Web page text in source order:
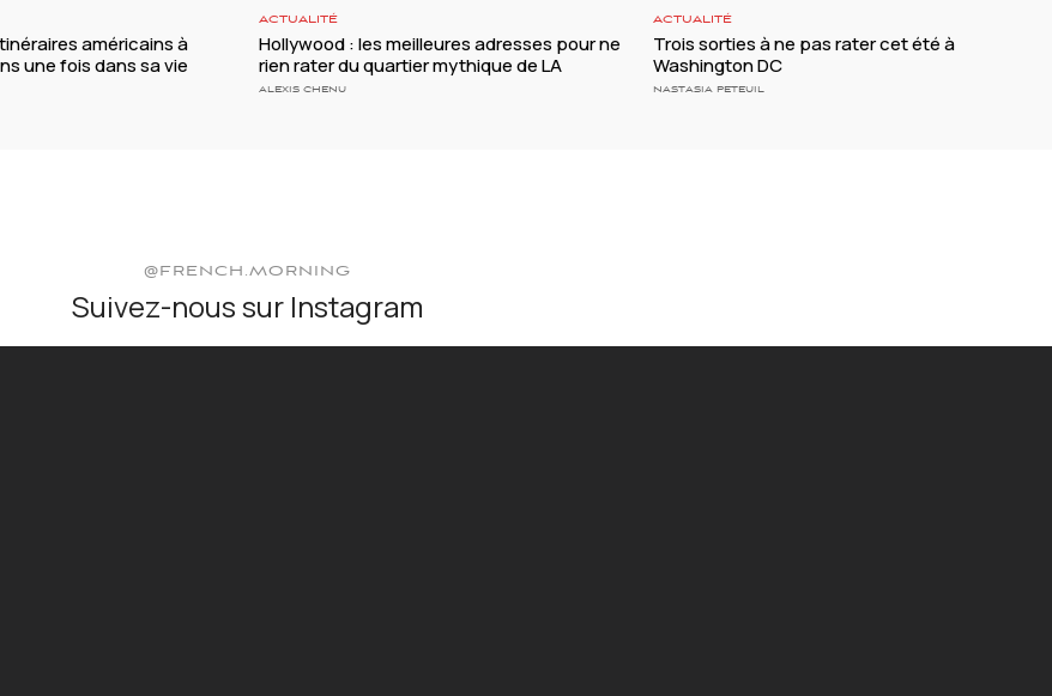
américains à
une fois dans sa vie
ACTUALITÉ
Hollywood : les meilleures adresses pour ne
rien rater du quartier mythique de LA
ALEXIS CHENU
ACTUALITÉ
Trois sorties à ne pas rater cet été à
Washington DC
NASTASIA PETEUIL
@FRENCH.MORNING
Suivez-nous sur Instagram